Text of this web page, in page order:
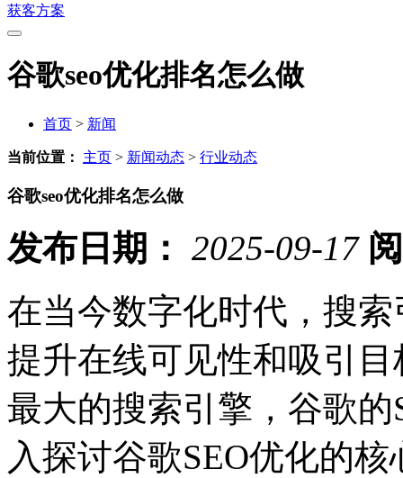
获客方案
谷歌seo优化排名怎么做
首页 > 新闻
当前位置： 主页 > 新闻动态 > 行业动态
谷歌seo优化排名怎么做
发布日期： 2025-09-17
在当今数字化时代，搜
提升在线可见性和吸引
最大的搜索引擎，谷歌
入探讨谷歌SEO优化的